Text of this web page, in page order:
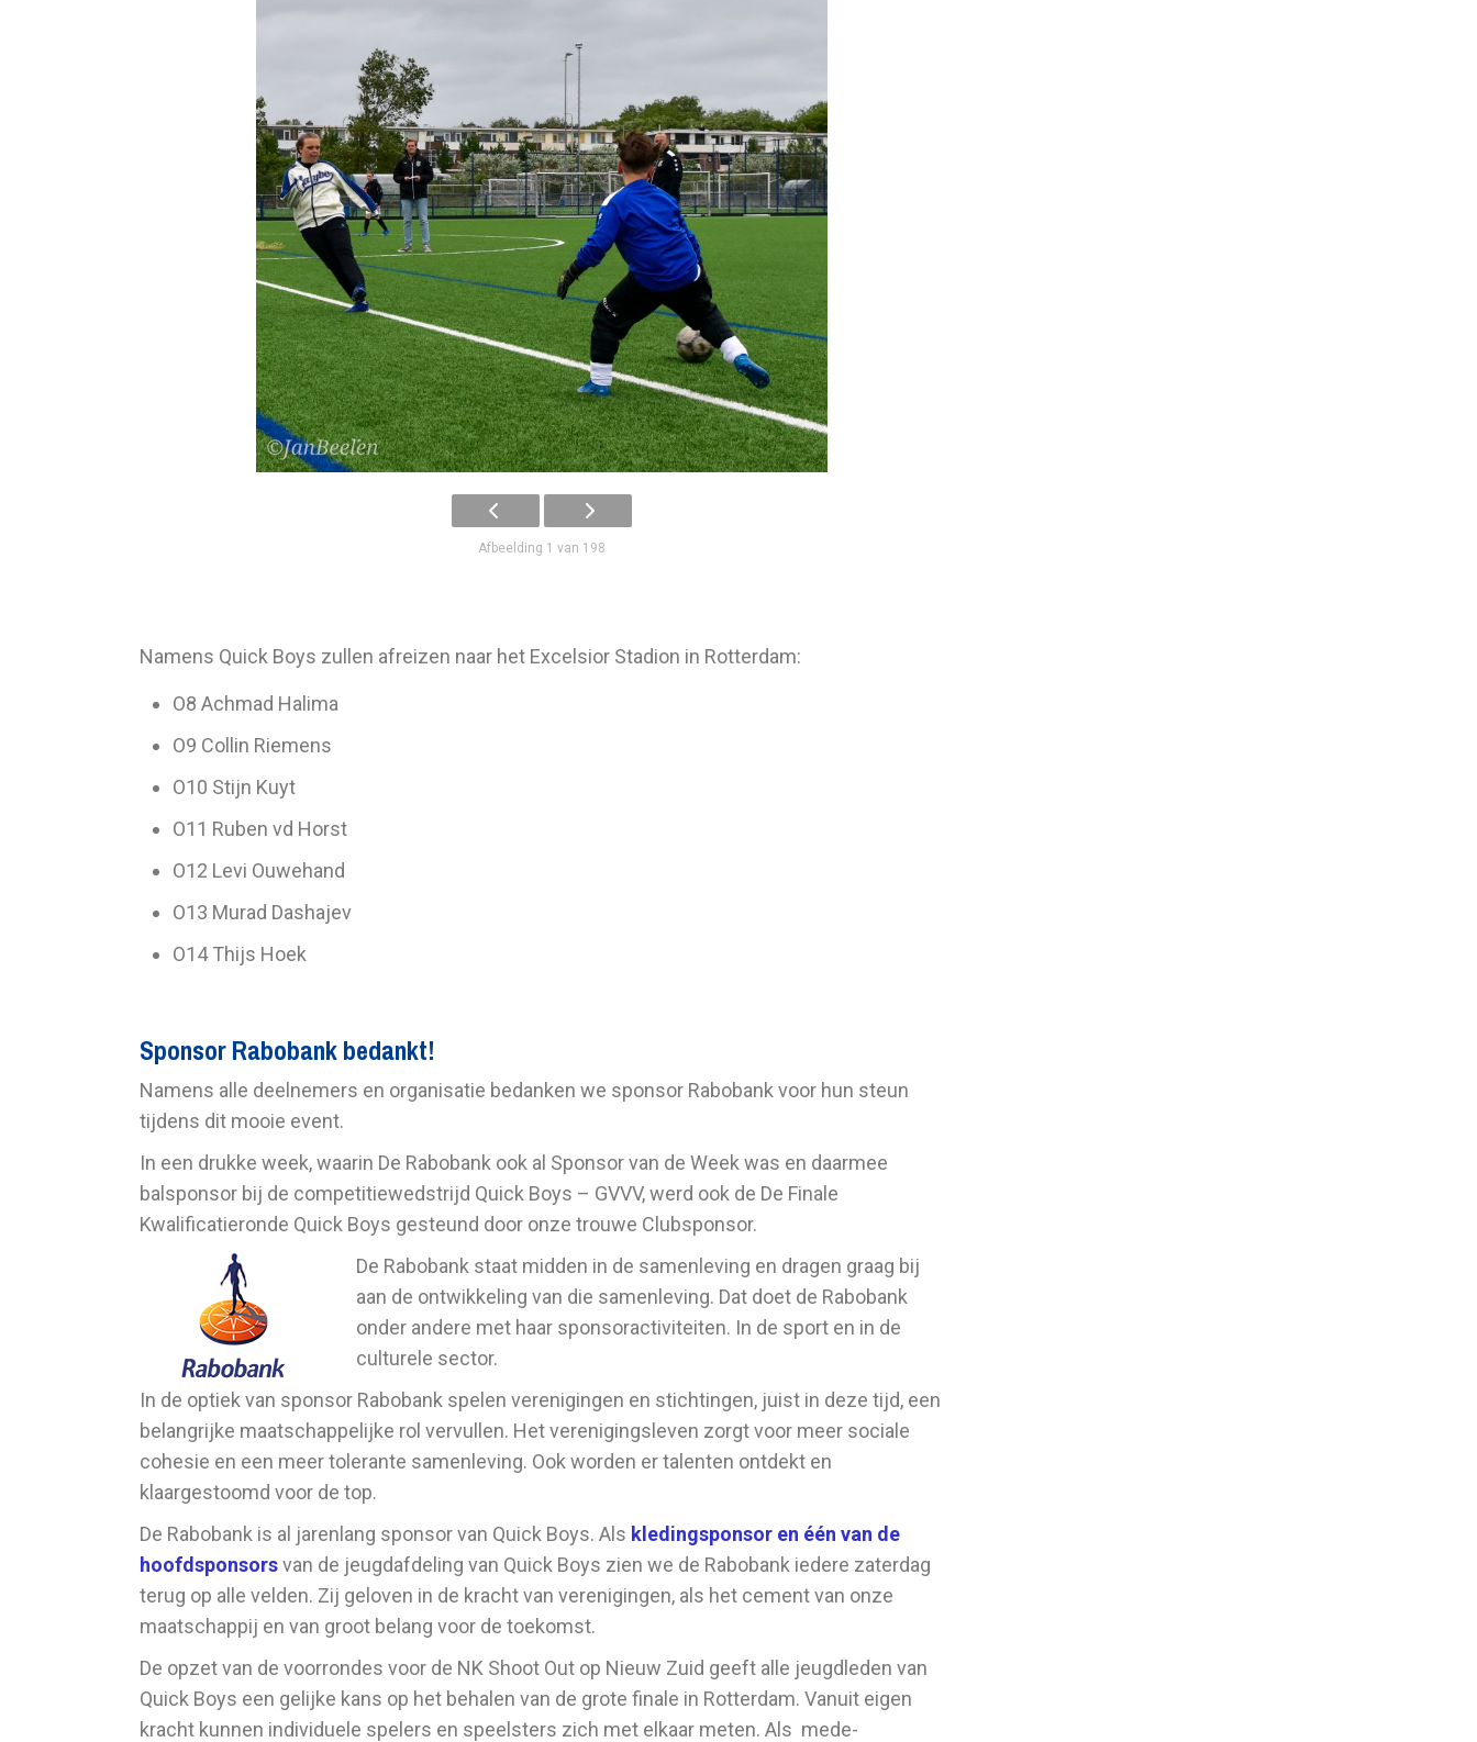
Afbeelding 1 van 198
Namens Quick Boys zullen afreizen naar het Excelsior Stadion in Rotterdam:
O8 Achmad Halima
O9 Collin Riemens
O10 Stijn Kuyt
O11 Ruben vd Horst
O12 Levi Ouwehand
O13 Murad Dashajev
O14 Thijs Hoek
Sponsor Rabobank bedankt!
Namens alle deelnemers en organisatie bedanken we sponsor Rabobank voor hun steun
tijdens dit mooie event.
In een drukke week, waarin De Rabobank ook al Sponsor van de Week was en daarmee
balsponsor bij de competitiewedstrijd Quick Boys – GVVV, werd ook de De Finale
Kwalificatieronde Quick Boys gesteund door onze trouwe Clubsponsor.
De Rabobank staat midden in de samenleving en dragen graag bij
aan de ontwikkeling van die samenleving. Dat doet de Rabobank
onder andere met haar sponsoractiviteiten. In de sport en in de
culturele sector.
In de optiek van sponsor Rabobank spelen verenigingen en stichtingen, juist in deze tijd, een
belangrijke maatschappelijke rol vervullen. Het verenigingsleven zorgt voor meer sociale
cohesie en een meer tolerante samenleving. Ook worden er talenten ontdekt en
klaargestoomd voor de top.
De Rabobank is al jarenlang sponsor van Quick Boys. Als kledingsponsor en één van de
hoofdsponsorsvan de jeugdafdeling van Quick Boys zien we de Rabobank iedere zaterdag
terug op alle velden. Zij geloven in de kracht van verenigingen, als het cement van onze
maatschappij en van groot belang voor de toekomst.
De opzet van de voorrondes voor de NK Shoot Out op Nieuw Zuid geeft alle jeugdleden van
Quick Boys een gelijke kans op het behalen van de grote finale in Rotterdam. Vanuit eigen
kracht kunnen individuele spelers en speelsters zich met elkaar meten. Als mede-